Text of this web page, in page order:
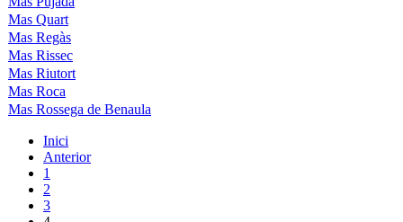
Mas Quart
Mas Regàs
Mas Rissec
Mas Riutort
Mas Roca
Mas Rossega de Benaula
Inici
Anterior
1
2
3